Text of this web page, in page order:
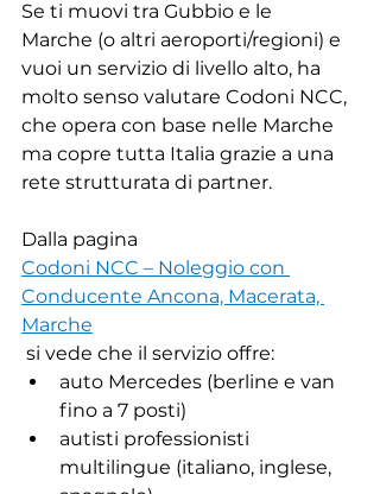
Se ti muovi tra Gubbio e le
Marche (o altri aeroporti/regioni) e
vuoi un servizio di livello alto, ha
molto senso valutare Codoni NCC,
che opera con base nelle Marche
ma copre tutta Italia grazie a una
rete strutturata di partner.
Dalla pagina
Codoni NCC – Noleggio con
Conducente Ancona, Macerata,
Marche
si vede che il servizio offre:
auto Mercedes (berline e van
fino a 7 posti)
autisti professionisti
multilingue (italiano, inglese,